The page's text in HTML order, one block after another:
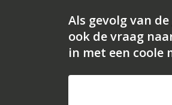
Als gevolg van
ook de vraag
in met een coole